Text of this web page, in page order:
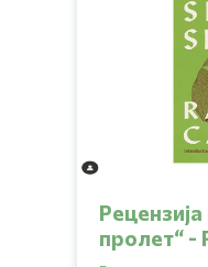
за кратко
создавање на
пролет“ -